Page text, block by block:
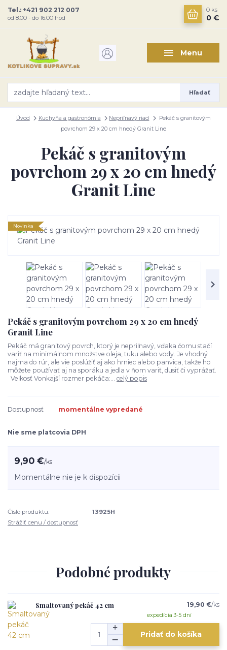
Menu
Hľadať
Tel.: +421 902 212 007
od 8:00 - do 16:00 hod
0 ks
0 €
Úvod Kuchyňa a gastronómia Nepriľnavý riad
Pekáč s granitovým
povrchom 29 x 20 cm hnedý Granit Line
Pekáč s granitovým
povrchom 29 x 20 cm hnedý
Granit Line
Novinka
Pekáč s granitovým povrchom 29 x 20 cm hnedý
Granit Line
Pekáč má granitový povrch, ktorý je nepriľnavý, vďaka čomu stačí
variť na minimálnom množstve oleja, tuku alebo vody. Je vhodný
najmä do rúr, ale vie poslúžiť aj ako hrniec alebo panvica, takže ho
môžete používať aj na sporáku a jedla v ňom variť, dusiť či vyprážať.
Veľkosť Vonkajší rozmer pekáča:... celý popis
Dostupnosť momentálne vypredané
Nie sme platcovia DPH
9,90 €/ks
Momentálne nie je k dispozícii
Číslo produktu:
13925H
Strážiť cenu / dostupnosť
Podobné produkty
Smaltovaný pekáč 42 cm 19,90 €/ks
expedícia 3-5 dní
Pridať do košíka